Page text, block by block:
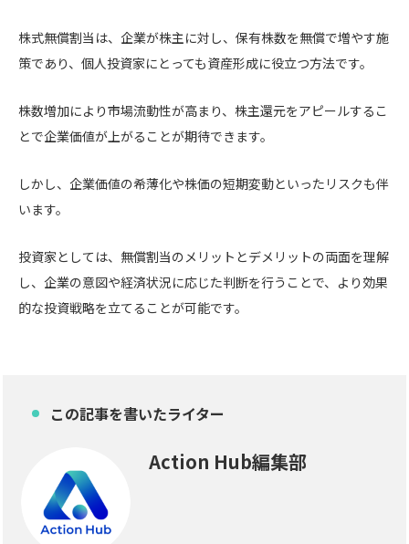
株式無償割当は、企業が株主に対し、保有株数を無償で増やす施
策であり、個人投資家にとっても資産形成に役立つ方法です。
株数増加により市場流動性が高まり、株主還元をアピールするこ
とで企業価値が上がることが期待できます。
しかし、企業価値の希薄化や株価の短期変動といったリスクも伴
います。
投資家としては、無償割当のメリットとデメリットの両面を理解
し、企業の意図や経済状況に応じた判断を行うことで、より効果
的な投資戦略を立てることが可能です。
この記事を書いたライター
Action Hub編集部